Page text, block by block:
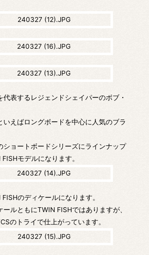
代表するレジェンドシェイパーのボブ・
いえばロングボードを中心に人気のブラ
ショートボードシリーズにラインナップ
モデルになります。
FISHのディケールになります。
ールともにTWIN FISHではありますが、
のトライで仕上がっています。